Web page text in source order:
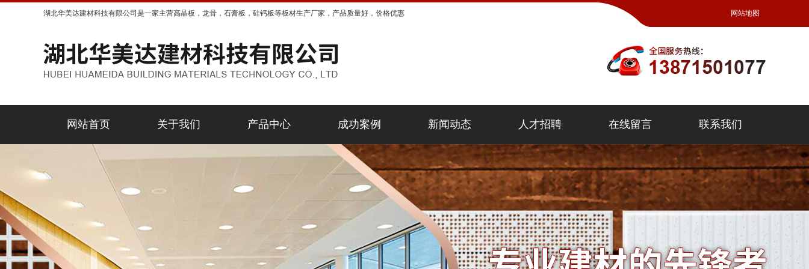
湖北华美达建材科技有限公司是一家主营高晶板，龙骨，石膏板，硅钙板等板材生产厂家，产品质量好，价格优惠 网站地图
网站首页 关于我们 产品中心 成功案例 新闻动态 人才招聘 在线留言 联系我们